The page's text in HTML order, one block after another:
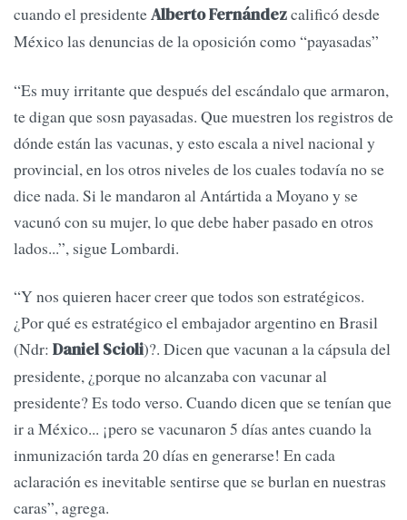
cuando el presidenteAlberto Fernándezcalificó desde
México las denuncias de la oposición como “payasadas”
“Es muy irritante que después del escándalo que armaron,
te digan que sosn payasadas. Que muestren los registros de
dónde están las vacunas, y esto escala a nivel nacional y
provincial, en los otros niveles de los cuales todavía no se
dice nada. Si le mandaron al Antártida a Moyano y se
vacunó con su mujer, lo que debe haber pasado en otros
lados...”, sigue Lombardi.
“Y nos quieren hacer creer que todos son estratégicos.
¿Por qué es estratégico el embajador argentino en Brasil
(Ndr: Daniel Scioli)?. Dicen que vacunan a la cápsula del
presidente, ¿porque no alcanzaba con vacunar al
presidente? Es todo verso. Cuando dicen que se tenían que
ir a México... ¡pero se vacunaron 5 días antes cuando la
inmunización tarda 20 días en generarse! En cada
aclaración es inevitable sentirse que se burlan en nuestras
caras”, agrega.